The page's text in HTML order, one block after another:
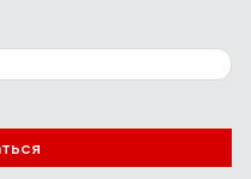
1
18.02.2025